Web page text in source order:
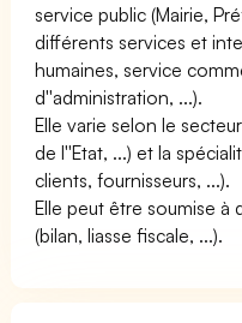
service public (Mairie,
différents services et
humaines, service
d''administration, ...).
Elle varie selon le
de l''Etat, ...) et la
clients, fournisseurs, ...).
Elle peut être soumise à
(bilan, liasse fiscale, ...).